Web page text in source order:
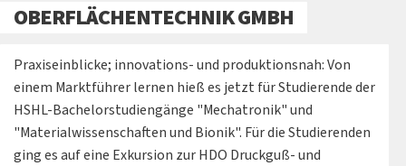
OBERFLÄCHENTECHNIK GMBH
Praxiseinblicke; innovations- und produktionsnah: Von
einem Marktführer lernen hieß es jetzt für Studierende der
HSHL-Bachelorstudiengänge "Mechatronik" und
"Materialwissenschaften und Bionik". Für die Studierenden
ging es auf eine Exkursion zur HDO Druckguß- und